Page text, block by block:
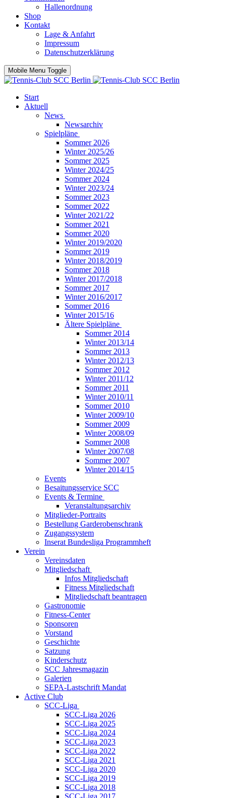
Hallenordnung
Shop
Kontakt
Lage & Anfahrt
Impressum
Datenschutzerklärung
Mobile Menu Toggle
Start
Aktuell
News
Newsarchiv
Spielpläne
Sommer 2026
Winter 2025/26
Sommer 2025
Winter 2024/25
Sommer 2024
Winter 2023/24
Sommer 2023
Sommer 2022
Winter 2021/22
Sommer 2021
Sommer 2020
Winter 2019/2020
Sommer 2019
Winter 2018/2019
Sommer 2018
Winter 2017/2018
Sommer 2017
Winter 2016/2017
Sommer 2016
Winter 2015/16
Ältere Spielpläne
Sommer 2014
Winter 2013/14
Sommer 2013
Winter 2012/13
Sommer 2012
Winter 2011/12
Sommer 2011
Winter 2010/11
Sommer 2010
Winter 2009/10
Sommer 2009
Winter 2008/09
Sommer 2008
Winter 2007/08
Sommer 2007
Winter 2014/15
Events
Besaitungsservice SCC
Events & Termine
Veranstaltungsarchiv
Mitglieder-Portraits
Bestellung Garderobenschrank
Zugangssystem
Inserat Bundesliga Programmheft
Verein
Vereinsdaten
Mitgliedschaft
Infos Mitgliedschaft
Fitness Mitgliedschaft
Mitgliedschaft beantragen
Gastronomie
Fitness-Center
Sponsoren
Vorstand
Geschichte
Satzung
Kinderschutz
SCC Jahresmagazin
Galerien
SEPA-Lastschrift Mandat
Active Club
SCC-Liga
SCC-Liga 2026
SCC-Liga 2025
SCC-Liga 2024
SCC-Liga 2023
SCC-Liga 2022
SCC-Liga 2021
SCC-Liga 2020
SCC-Liga 2019
SCC-Liga 2018